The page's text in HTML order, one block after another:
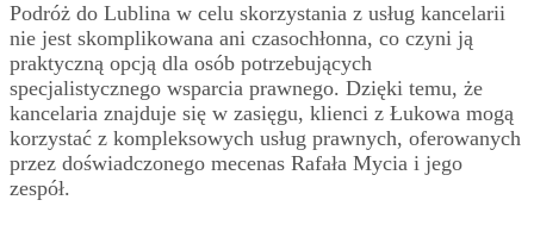
Podróż do Lublina w celu skorzystania z usług kancelarii
nie jest skomplikowana ani czasochłonna, co czyni ją
praktyczną opcją dla osób potrzebujących
specjalistycznego wsparcia prawnego. Dzięki temu, że
kancelaria znajduje się w zasięgu, klienci z Łukowa mogą
korzystać z kompleksowych usług prawnych, oferowanych
przez doświadczonego mecenas Rafała Mycia i jego
zespół.